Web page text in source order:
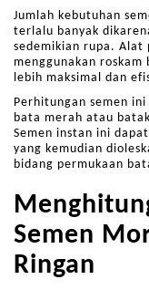
Jumlah kebutuhan
terlalu banyak
sedemikian rupa. Alat
menggunakan
lebih maksimal dan
Perhitungan semen
bata merah atau
Semen instan ini
yang kemudian
bidang permukaan
Semen
Ringan